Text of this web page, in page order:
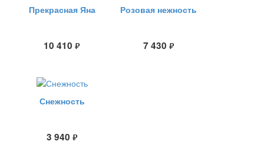
Прекрасная Яна
10 410 руб.
Розовая нежность
7 430 руб.
Снежность
3 940 руб.